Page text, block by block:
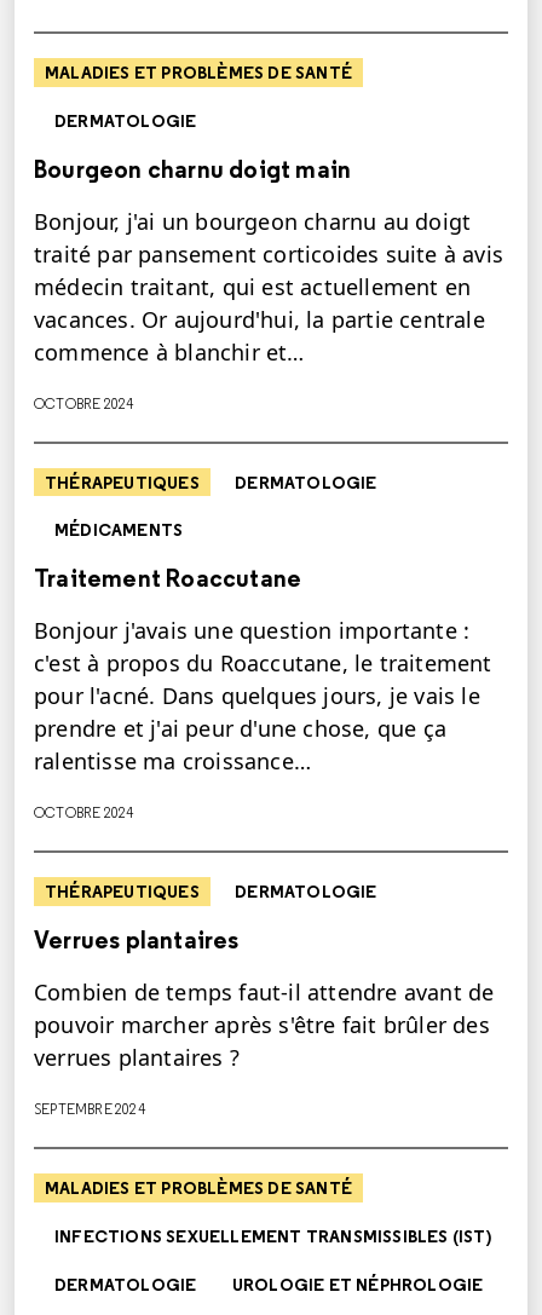
MALADIES ET PROBLÈMES DE SANTÉ
DERMATOLOGIE
Bourgeon charnu doigt main
Bonjour, j'ai un bourgeon charnu au doigt
traité par pansement corticoides suite à avis
médecin traitant, qui est actuellement en
vacances. Or aujourd'hui, la partie centrale
commence à blanchir et…
OCTOBRE 2024
THÉRAPEUTIQUES DERMATOLOGIE
MÉDICAMENTS
Traitement Roaccutane
Bonjour j'avais une question importante :
c'est à propos du Roaccutane, le traitement
pour l'acné. Dans quelques jours, je vais le
prendre et j'ai peur d'une chose, que ça
ralentisse ma croissance…
OCTOBRE 2024
THÉRAPEUTIQUES DERMATOLOGIE
Verrues plantaires
Combien de temps faut-il attendre avant de
pouvoir marcher après s'être fait brûler des
verrues plantaires ?
SEPTEMBRE 2024
MALADIES ET PROBLÈMES DE SANTÉ
INFECTIONS SEXUELLEMENT TRANSMISSIBLES (IST)
DERMATOLOGIE UROLOGIE ET NÉPHROLOGIE